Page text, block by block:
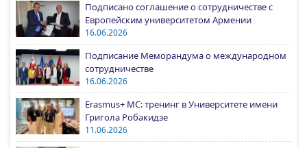
Подписано соглашение о сотрудничестве с
Европейским университетом Армении
16.06.2026
Подписание Меморандума о международном
сотрудничестве
16.06.2026
Erasmus+ MC: тренинг в Университете имени
Григола Робакидзе
11.06.2026